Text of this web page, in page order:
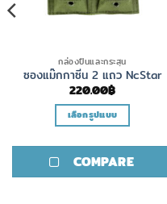
กล่องปืนและกระสุน
ซองแม๊กกาซีน 2 แถว NcStar
220.00฿
เลือกรูปแบบ
product
has
COMPARE